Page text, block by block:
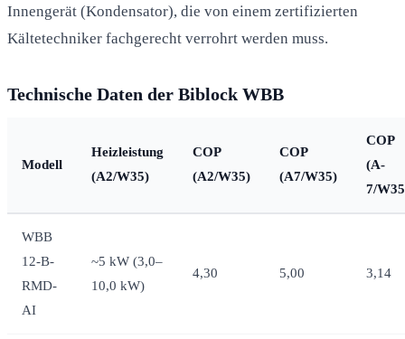
Innengerät (Kondensator), die von einem zertifizierten
Kältetechniker fachgerecht verrohrt werden muss.
Technische Daten der Biblock WBB
Modell
Heizleistung
(A2/W35)
COP
(A2/W35)
COP
(A7/W35)
COP
(A-
7/
WBB
12-B-
RMD-
AI
~5 kW (3,0–
10,0 kW)
4,30 5,00 3,14